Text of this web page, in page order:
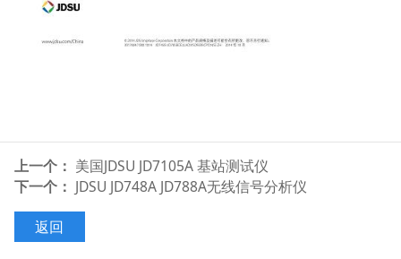
上一个： 美国JDSU JD7105A 基站测试仪
下一个： JDSU JD748A JD788A无线信号分析仪
返回